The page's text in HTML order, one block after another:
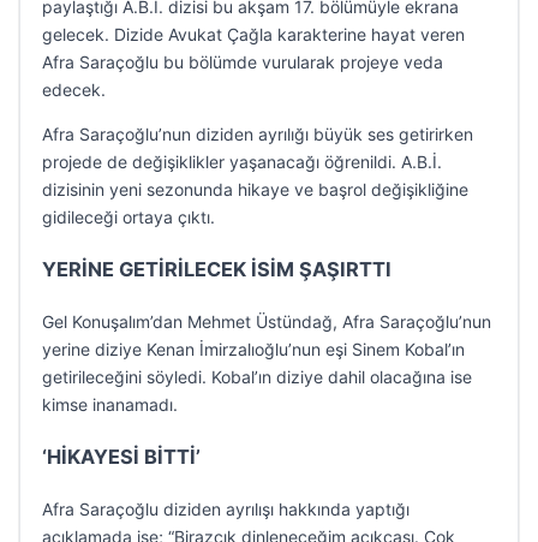
paylaştığı A.B.İ. dizisi bu akşam 17. bölümüyle ekrana
gelecek. Dizide Avukat Çağla karakterine hayat veren
Afra Saraçoğlu bu bölümde vurularak projeye veda
edecek.
Afra Saraçoğlu’nun diziden ayrılığı büyük ses getirirken
projede de değişiklikler yaşanacağı öğrenildi. A.B.İ.
dizisinin yeni sezonunda hikaye ve başrol değişikliğine
gidileceği ortaya çıktı.
YERİNE GETİRİLECEK İSİM ŞAŞIRTTI
Gel Konuşalım’dan Mehmet Üstündağ, Afra Saraçoğlu’nun
yerine diziye Kenan İmirzalıoğlu’nun eşi Sinem Kobal’ın
getirileceğini söyledi. Kobal’ın diziye dahil olacağına ise
kimse inanamadı.
‘HİKAYESİ BİTTİ’
Afra Saraçoğlu diziden ayrılışı hakkında yaptığı
açıklamada ise; “Birazcık dinleneceğim açıkçası. Çok